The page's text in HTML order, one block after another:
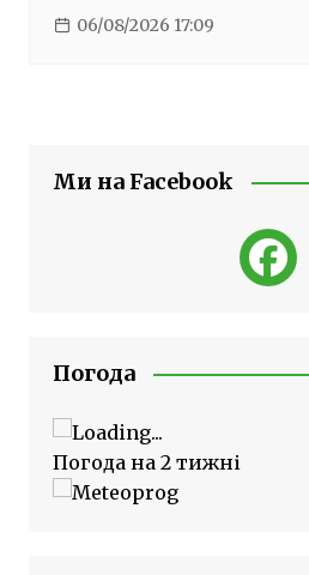
06/08/2026 17:09
Ми на Facebook
Погода
Погода на 2 тижні